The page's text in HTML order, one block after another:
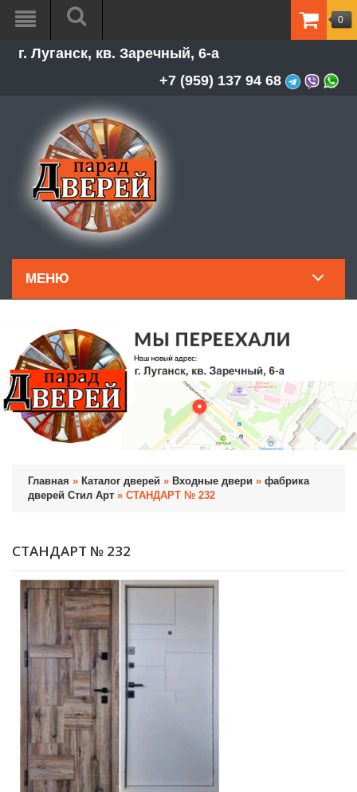
г. Луганск, кв. Заречный, 6-а
+7 (959) 137 94 68
0
МЕНЮ
Главная » Каталог дверей » Входные двери » фабрика
дверей Стил Арт » СТАНДАРТ № 232
СТАНДАРТ № 232